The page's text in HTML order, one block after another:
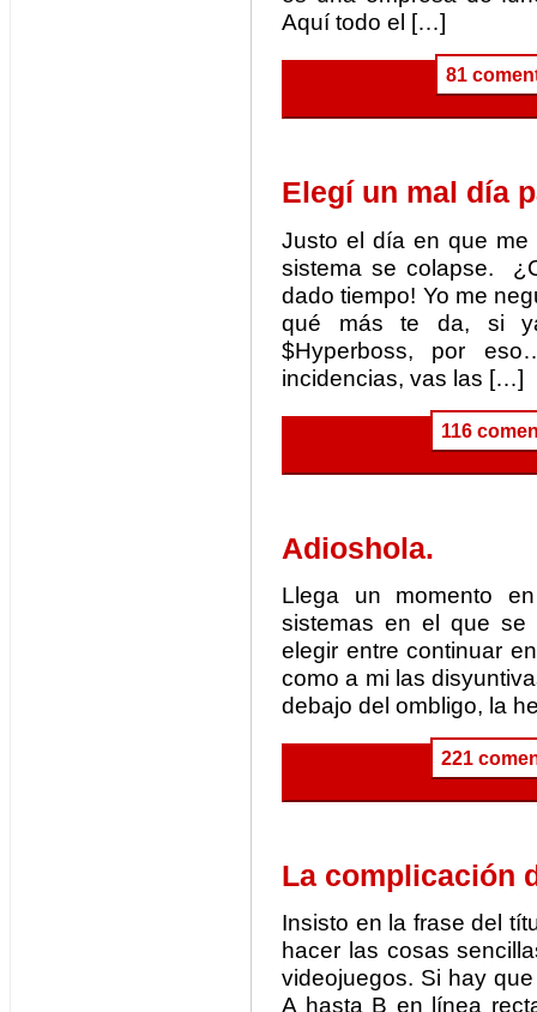
Aquí todo el […]
81
Elegí un mal día
Justo el día en que me
sistema se colapse.
dado tiempo! Yo me
qué más te da, si
$Hyperboss, por
incidencias, vas las […]
116
Adioshola.
Llega un momento
sistemas en el que se
elegir entre continuar
como a mi las
debajo del ombligo, la
221
La complicación
Insisto en la frase del
hacer las cosas
videojuegos. Si hay
A hasta B en línea